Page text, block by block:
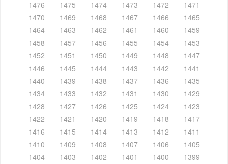
1476
1475 1474 1473 1472
1471
1470
1469 1468 1467 1466
1465
1464
1463 1462 1461 1460
1459
1458
1457 1456 1455 1454
1453
1452
1451 1450 1449 1448
1447
1446
1445 1444 1443 1442
1441
1440
1439 1438 1437 1436
1435
1434
1433 1432 1431 1430
1429
1428
1427 1426 1425 1424
1423
1422
1421 1420 1419 1418
1417
1416
1415 1414 1413 1412
1411
1410
1409 1408 1407 1406
1405
1404
1403 1402 1401 1400
1399